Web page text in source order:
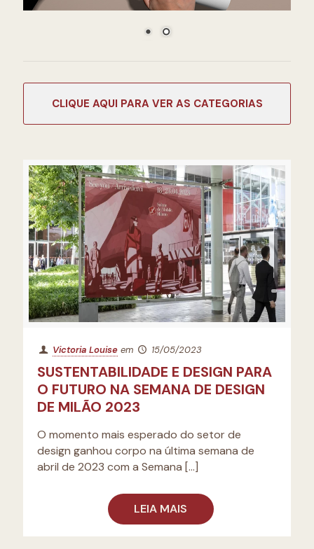
Victoria Louise em 15/05/2023
SUSTENTABILIDADE E DESIGN PARA
O FUTURO NA SEMANA DE DESIGN
DE MILÃO 2023
O momento mais esperado do setor de
design ganhou corpo na última semana de
abril de 2023 com a Semana […]
LEIA MAIS
CATEGORIAS